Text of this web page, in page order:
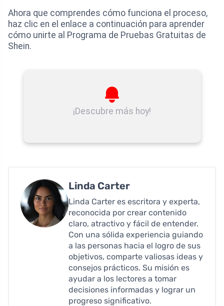
Ahora que comprendes cómo funciona el proceso,
haz clic en el enlace a continuación para aprender
cómo unirte al Programa de Pruebas Gratuitas de
Shein.
¡Descubre más hoy!
Linda Carter
Linda Carter es escritora y experta,
reconocida por crear contenido
claro, atractivo y fácil de entender.
Con una sólida experiencia guiando
a las personas hacia el logro de sus
objetivos, comparte valiosas ideas y
consejos prácticos. Su misión es
ayudar a los lectores a tomar
decisiones informadas y lograr un
progreso significativo.